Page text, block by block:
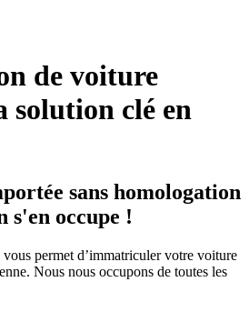
de voiture
solution clé en
sans homologation
s'en occupe !
permet d’immatriculer votre voiture
Nous nous occupons de toutes les